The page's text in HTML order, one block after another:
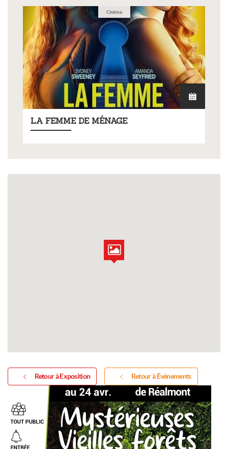
Cinéma
LA FEMME DE MÉNAGE
Retour à Exposition Retour à Événements